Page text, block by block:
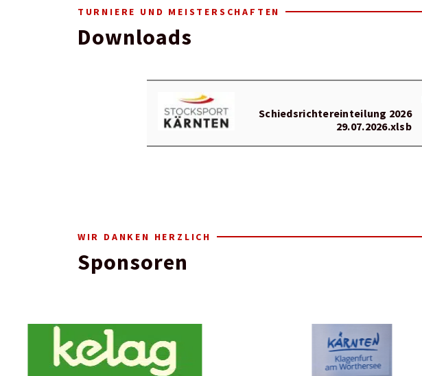
TURNIERE UND MEISTERSCHAFTEN
Downloads
Schiedsrichtereinteilung 2026
29.07.2026.xlsb
WIR DANKEN HERZLICH
Sponsoren